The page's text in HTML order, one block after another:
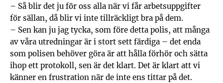
– Så blir det ju för oss alla när vi får arbetsuppgifter
för sällan, då blir vi inte tillräckligt bra på dem.
– Sen kan ju jag tycka, som före detta polis, att många
av våra utredningar är i stort sett färdiga – det enda
som polisen behöver göra är att hålla förhör och sätta
ihop ett protokoll, sen är det klart. Det är klart att vi
känner en frustration när de inte ens tittar på det.